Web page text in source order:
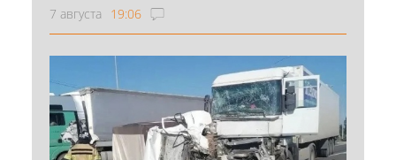
7 августа 19:06